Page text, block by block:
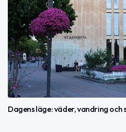
Dagens läge: väder, vandring och